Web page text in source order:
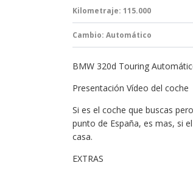
Kilometraje: 115.000
Cambio: Automático
BMW 320d Touring
Presentación Vídeo del coche
Si es el coche que buscas
punto de España, es mas, si
casa.
EXTRAS